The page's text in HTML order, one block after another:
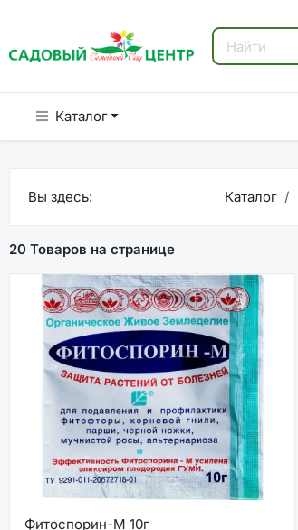
Каталог
Вы здесь: Каталог
20 Товаров на странице
Фитоспорин-М 10г